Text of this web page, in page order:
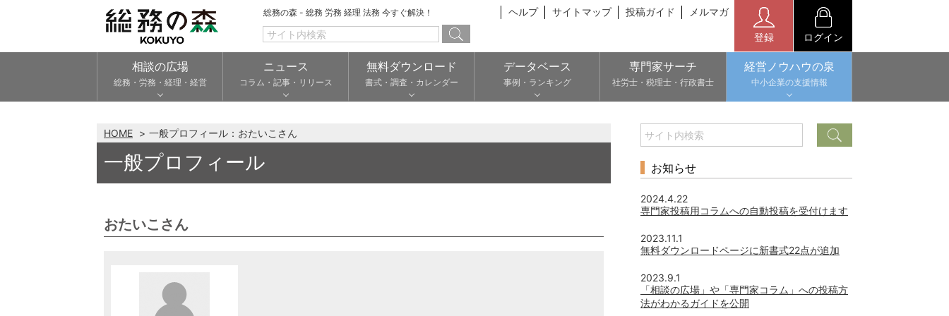
総務の森 - 総務 労務 経理 法務 今すぐ解決！ ヘルプ サイトマップ 投稿ガイド メルマガ
登録 ログイン
相談の広場
総務・労務・経理・経営
ニュース
コラム・記事・リリース
無料ダウンロード
書式・調査・カレンダー
データベース
事例・ランキング
専門家サーチ
社労士・税理士・行政書士
経営ノウハウの泉
中小企業の支援情報
HOME 一般プロフィール：おたいこさん
一般プロフィール
おたいこさん
お知らせ
2024.4.22
専門家投稿用コラムへの自動投稿を受付けます
2023.11.1
無料ダウンロードページに新書式22点が追加
2023.9.1
「相談の広場」や「専門家コラム」への投稿方
法がわかるガイドを公開